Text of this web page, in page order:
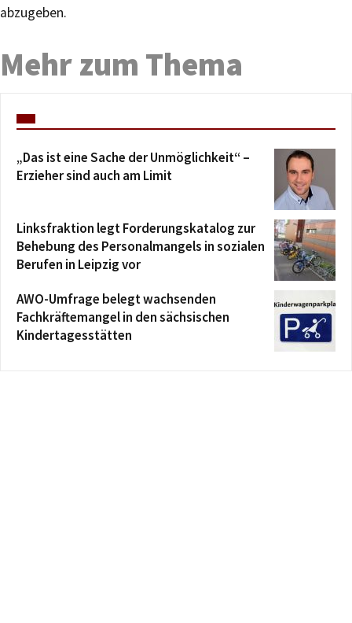
abzugeben.
Mehr zum Thema
„Das ist eine Sache der Unmöglichkeit“ –
Erzieher sind auch am Limit
Linksfraktion legt Forderungskatalog zur
Behebung des Personalmangels in sozialen
Berufen in Leipzig vor
AWO-Umfrage belegt wachsenden
Fachkräftemangel in den sächsischen
Kindertagesstätten